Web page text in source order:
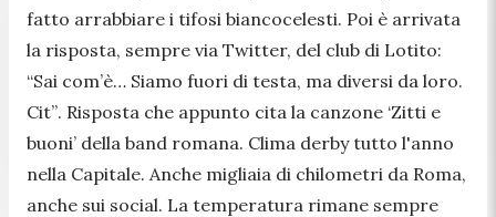
fatto arrabbiare i tifosi biancocelesti. Poi è arrivata
la risposta, sempre via Twitter, del club di Lotito:
“Sai com’è… Siamo fuori di testa, ma diversi da loro.
Cit”. Risposta che appunto cita la canzone ‘Zitti e
buoni’ della band romana. Clima derby tutto l'anno
nella Capitale. Anche migliaia di chilometri da Roma,
anche sui social. La temperatura rimane sempre